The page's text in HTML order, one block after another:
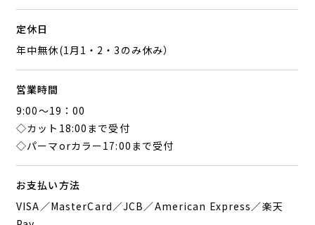
定休日
年中無休(1月1・2・3のみ休み）
営業時間
9:00〜19：00
◇カット18:00まで受付
◇パーマorカラー17:00まで受付
お支払い方法
VISA／MasterCard／JCB／American Express／楽天